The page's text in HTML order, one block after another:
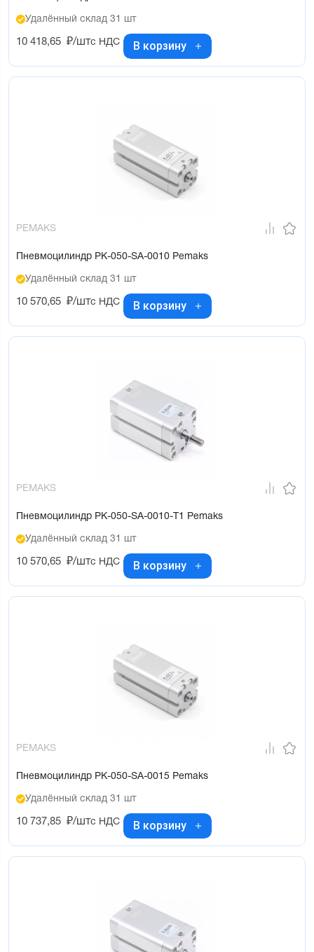
Удалённый склад 31 шт
10 418,65 ₽/штс НДС В корзину
PEMAKS
Пневмоцилиндр PK-050-SA-0010 Pemaks
Удалённый склад 31 шт
10 570,65 ₽/штс НДС В корзину
PEMAKS
Пневмоцилиндр PK-050-SA-0010-T1 Pemaks
Удалённый склад 31 шт
10 570,65 ₽/штс НДС В корзину
PEMAKS
Пневмоцилиндр PK-050-SA-0015 Pemaks
Удалённый склад 31 шт
10 737,85 ₽/штс НДС В корзину